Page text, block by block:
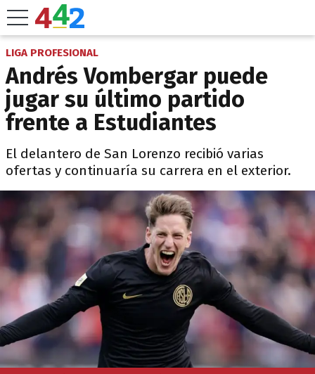
LIGA PROFESIONAL
Andrés Vombergar puede
jugar su último partido
frente a Estudiantes
El delantero de San Lorenzo recibió varias
ofertas y continuaría su carrera en el exterior.